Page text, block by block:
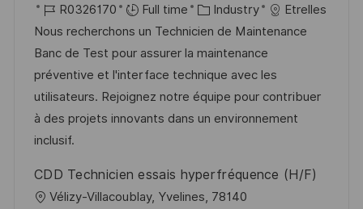
o
c
a
t
i
o
n
o
s
t
e
d
D
e
J
o
b
I
d
R0326170 Full time
C
a
t
e
g
o
Industry
Etrelles
Nous recherchons un Technicien de Maintenance
Banc de Test pour assurer la maintenance
préventive et l'interface technique avec les
utilisateurs. Rejoignez notre équipe pour contribuer
à des projets innovants dans un environnement
inclusif.
CDD Technicien essais hyperfréquence (H/F)
L
Vélizy-Villacoublay, Yvelines, 78140